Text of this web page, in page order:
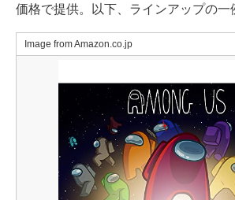
価格で提供。以下、ラインアップの一
Image from Amazon.co.jp